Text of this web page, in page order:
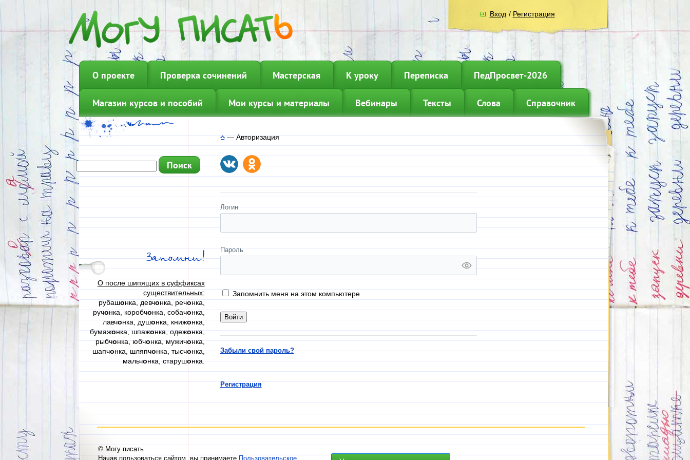
Вход / Регистрация
О проекте Проверка сочинений Мастерская К уроку Переписка ПедПросвет-2026
Магазин курсов и пособий Мои курсы и материалы Вебинары Тексты Слова Справочник
Запомни!
О после шипящих в суффиксах
существительных:
рубашонка, девчонка, речонка,
ручонка, коробчонка, собачонка,
лавчонка, душонка, книжонка,
бумажонка, шпажонка, одежонка,
рыбчонка, юбчонка, мужичонка,
шапчонка, шляпчонка, тысчонка,
мальчонка, старушонка.
—Авторизация
Логин
Пароль
Запомнить меня на этом компьютере
Забыли свой пароль?
Регистрация
© Могу писать
Начав пользоваться сайтом, вы принимаете Пользовательское